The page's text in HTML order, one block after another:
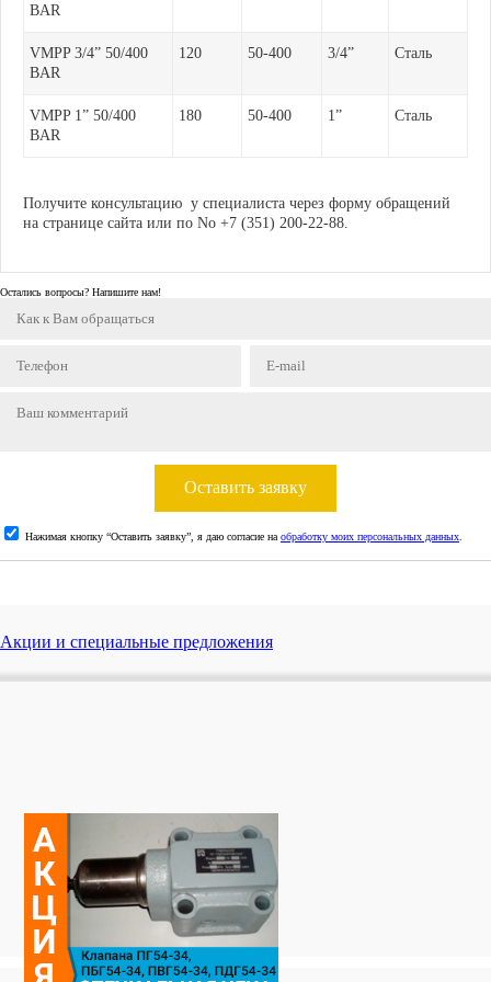
BAR
VMPP 3/4” 50/400
BAR
120 50-400 3/4” Сталь
VMPP 1” 50/400
BAR
180 50-400 1” Сталь
Получите консультацию у специалиста через форму обращений
на странице сайта или по No +7 (351) 200-22-88.
Остались вопросы? Напишите нам!
Оставить заявку
Нажимая кнопку “Оставить заявку”, я даю согласие на обработку моих персональных данных
Акции и специальные предложения